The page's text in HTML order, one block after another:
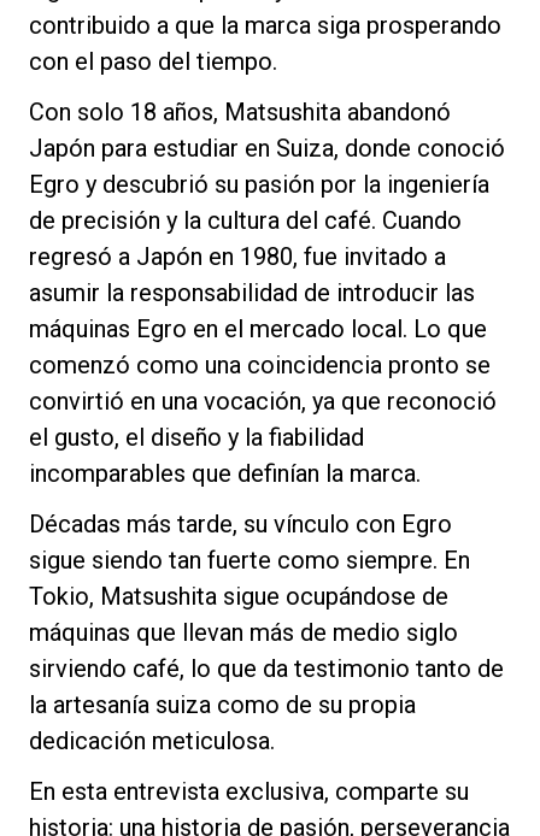
contribuido a que la marca siga prosperando
con el paso del tiempo.
Con solo 18 años, Matsushita abandonó
Japón para estudiar en Suiza, donde conoció
Egro y descubrió su pasión por la ingeniería
de precisión y la cultura del café. Cuando
regresó a Japón en 1980, fue invitado a
asumir la responsabilidad de introducir las
máquinas Egro en el mercado local. Lo que
comenzó como una coincidencia pronto se
convirtió en una vocación, ya que reconoció
el gusto, el diseño y la fiabilidad
incomparables que definían la marca.
Décadas más tarde, su vínculo con Egro
sigue siendo tan fuerte como siempre. En
Tokio, Matsushita sigue ocupándose de
máquinas que llevan más de medio siglo
sirviendo café, lo que da testimonio tanto de
la artesanía suiza como de su propia
dedicación meticulosa.
En esta entrevista exclusiva, comparte su
historia: una historia de pasión, perseverancia
Connect
Contacto
Política de Privacidad